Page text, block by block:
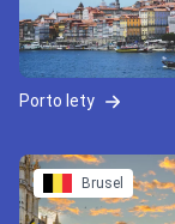
Porto lety
Brusel